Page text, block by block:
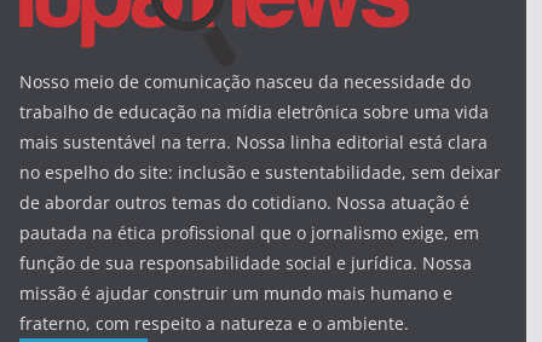
Nosso meio de comunicação nasceu da necessidade do
trabalho de educação na mídia eletrônica sobre uma vida
mais sustentável na terra. Nossa linha editorial está clara
no espelho do site: inclusão e sustentabilidade, sem deixar
de abordar outros temas do cotidiano. Nossa atuação é
pautada na ética profissional que o jornalismo exige, em
função de sua responsabilidade social e jurídica. Nossa
missão é ajudar construir um mundo mais humano e
fraterno, com respeito a natureza e o ambiente.